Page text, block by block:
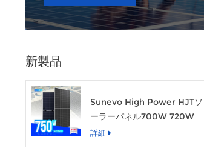
新製品
Sunevo High Power HJTソ
ーラーパネル700W 720W
750W透明な太陽光発電モジュ
ール
詳細